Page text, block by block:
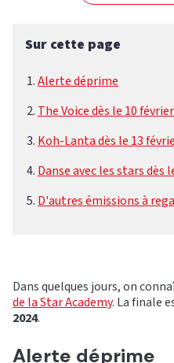
Sur cette page
Alerte déprime
The Voice dès le 10 février
Koh-Lanta dès le 13
Danse avec les stars dès
D'autres émissions à
Dans quelques jours, on
de la Star Academy. La finale
2024.
Alerte déprime